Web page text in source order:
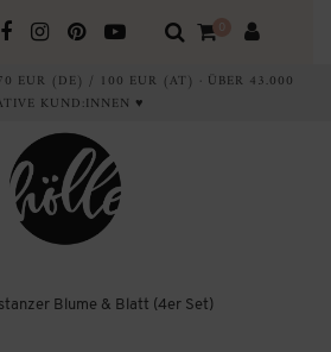
0
EUR (DE) / 100 EUR (AT) · ÜBER 43.000
KUND:INNEN ♥
Blume & Blatt (4er Set)